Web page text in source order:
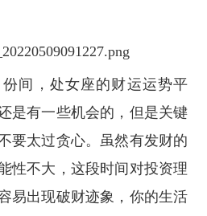
间，处女座的财运运势平
是有一些机会的，但是关键
要太过贪心。虽然有发财的
性不大，这段时间对投资理
易出现破财迹象，你的生活